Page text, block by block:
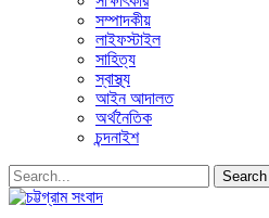
সম্পাদকীয়
লাইফস্টাইল
সাহিত্য
স্বাস্থ্য
আইন আদালত
অর্থনৈতিক
চন্দনাইশ